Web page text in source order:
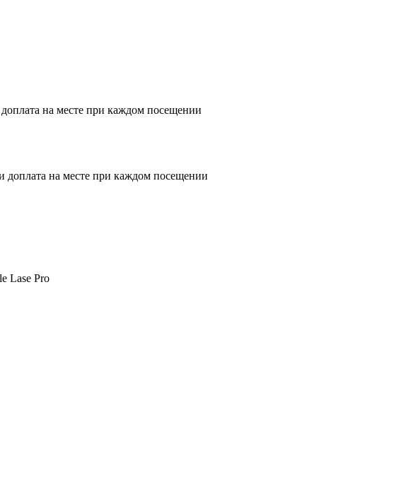
на месте при каждом посещении
доплата на месте при каждом посещении
Lase Pro